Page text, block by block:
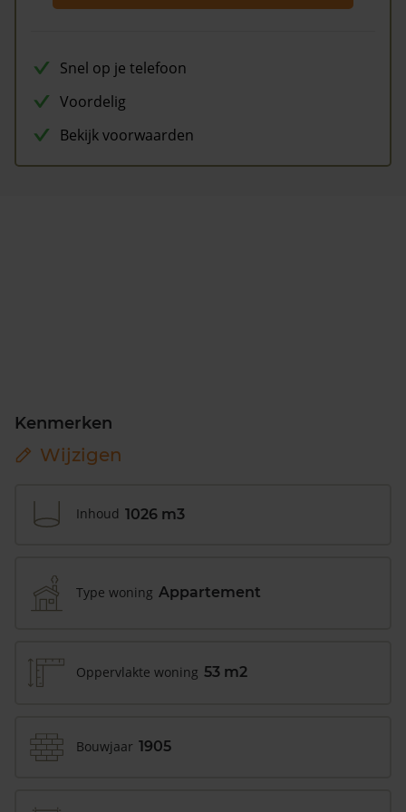
Snel op je telefoon
Voordelig
Bekijk voorwaarden
Kenmerken
Wijzigen
Inhoud 1026 m3
Type woning Appartement
Oppervlakte woning 53 m2
Bouwjaar 1905